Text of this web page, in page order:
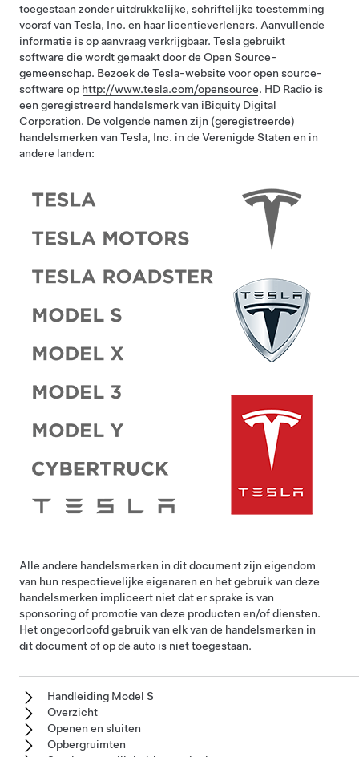
toegestaan zonder uitdrukkelijke, schriftelijke toestemming
vooraf van Tesla, Inc. en haar licentieverleners. Aanvullende
informatie is op aanvraag verkrijgbaar. Tesla gebruikt
software die wordt gemaakt door de Open Source-
gemeenschap. Bezoek de Tesla-website voor open source-
software op http://www.tesla.com/opensource. HD Radio is
een geregistreerd handelsmerk van iBiquity Digital
Corporation. De volgende namen zijn (geregistreerde)
handelsmerken van Tesla, Inc. in de Verenigde Staten en in
andere landen:
Alle andere handelsmerken in dit document zijn eigendom
van hun respectievelijke eigenaren en het gebruik van deze
handelsmerken impliceert niet dat er sprake is van
sponsoring of promotie van deze producten en/of diensten.
Het ongeoorloofd gebruik van elk van de handelsmerken in
dit document of op de auto is niet toegestaan.
Handleiding Model S
Overzicht
Openen en sluiten
Opbergruimten